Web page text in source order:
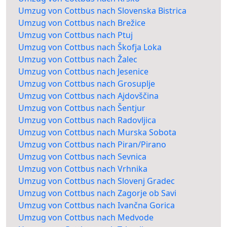
Umzug von Cottbus nach Slovenska Bistrica
Umzug von Cottbus nach Brežice
Umzug von Cottbus nach Ptuj
Umzug von Cottbus nach Škofja Loka
Umzug von Cottbus nach Žalec
Umzug von Cottbus nach Jesenice
Umzug von Cottbus nach Grosuplje
Umzug von Cottbus nach Ajdovščina
Umzug von Cottbus nach Šentjur
Umzug von Cottbus nach Radovljica
Umzug von Cottbus nach Murska Sobota
Umzug von Cottbus nach Piran/Pirano
Umzug von Cottbus nach Sevnica
Umzug von Cottbus nach Vrhnika
Umzug von Cottbus nach Slovenj Gradec
Umzug von Cottbus nach Zagorje ob Savi
Umzug von Cottbus nach Ivančna Gorica
Umzug von Cottbus nach Medvode